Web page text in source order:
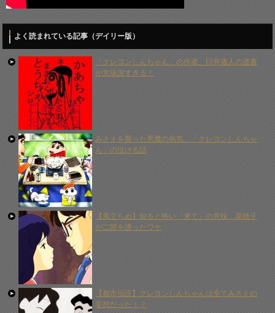
よく読まれている記事（デイリー版）
「クレヨンしんちゃん」の作者、臼井儀人の遺書
が意味深すぎる！
みさえを襲った悪魔の病気…「クレヨンしんちゃ
ん」の泣ける話
【風立ちぬ】知ると怖い「来て」の意味…菜穂子
が二郎を誘ったワケ
【都市伝説】クレヨンしんちゃんは全てみさえの
妄想だった！？